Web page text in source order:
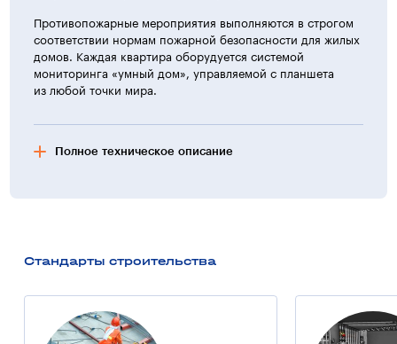
Противопожарные мероприятия выполняются в строгом
соответствии нормам пожарной безопасности для жилых
домов. Каждая квартира оборудуется системой
мониторинга «умный дом», управляемой с планшета
из любой точки мира.
Полное техническое описание
— охраняемая территория с оборудованными
площадками для отдыха и занятия спортом детей
Стандарты строительства